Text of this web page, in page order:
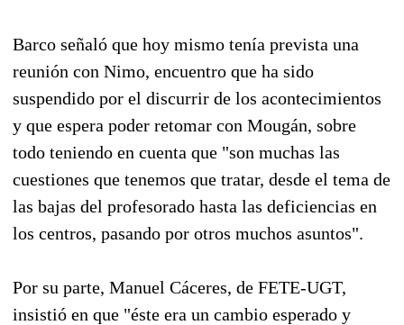
Barco señaló que hoy mismo tenía prevista una
reunión con Nimo, encuentro que ha sido
suspendido por el discurrir de los acontecimientos
y que espera poder retomar con Mougán, sobre
todo teniendo en cuenta que "son muchas las
cuestiones que tenemos que tratar, desde el tema de
las bajas del profesorado hasta las deficiencias en
los centros, pasando por otros muchos asuntos".
Por su parte, Manuel Cáceres, de FETE-UGT,
insistió en que "éste era un cambio esperado y